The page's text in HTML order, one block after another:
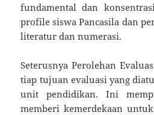
fundamental dan
profile siswa Pancasila dan
literatur dan numerasi.
Seterusnya Perolehan
tiap tujuan evaluasi yang
unit pendidikan. Ini
memberi kemerdekaan